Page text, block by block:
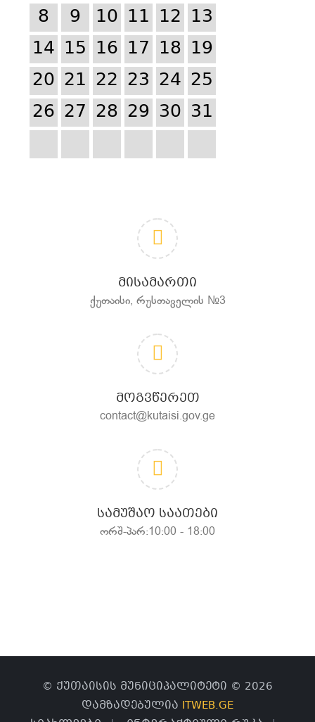
8
9 10 11 12 13
14 15 16 17 18 19
20 21 22 23 24 25
26 27 28 29 30 31
ᲛᲘᲡᲐᲛᲐᲠᲗᲘ
ქუთაისი, რუსთაველის №3
ᲛᲝᲒᲕᲬᲔᲠᲔᲗ
contact@kutaisi.gov.ge
ᲡᲐᲛᲣᲨᲐᲝ ᲡᲐᲐᲗᲔᲑᲘ
ორშ-პარ:10:00 - 18:00
© ქუთაისის მუნიციპალიტეტი © 2026
დამზადებულია ITWEB.GE